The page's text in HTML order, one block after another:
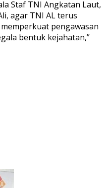
Staf TNI Angkatan Laut,
agar TNI AL terus
pengawasan
bentuk kejahatan,”